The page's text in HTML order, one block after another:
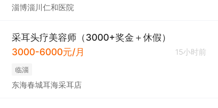
淄博淄川仁和医院
采耳头疗美容师（3000+奖金＋休假）
3000-6000元/月
15小时前
临淄
东海春城耳海采耳店